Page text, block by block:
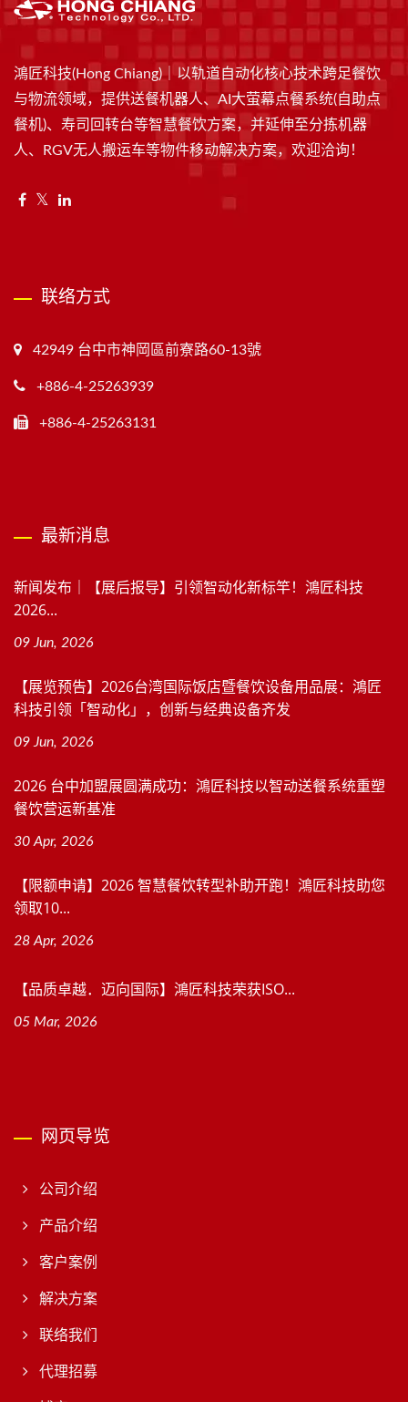
鴻匠科技(Hong Chiang)｜以轨道自动化核心技术跨足餐饮
与物流领域，提供送餐机器人、AI大萤幕点餐系统(自助点
餐机)、寿司回转台等智慧餐饮方案，并延伸至分拣机器
人、RGV无人搬运车等物件移动解决方案，欢迎洽询！
联络方式
42949 台中市神岡區前寮路60-13號
+886-4-25263939
+886-4-25263131
最新消息
新闻发布｜【展后报导】引领智动化新标竿！鴻匠科技
2026...
09 Jun, 2026
【展览预告】2026台湾国际饭店暨餐饮设备用品展：鴻匠
科技引领「智动化」，创新与经典设备齐发
09 Jun, 2026
2026 台中加盟展圆满成功：鴻匠科技以智动送餐系统重塑
餐饮营运新基准
30 Apr, 2026
【限额申请】2026 智慧餐饮转型补助开跑！鴻匠科技助您
领取10...
28 Apr, 2026
【品质卓越．迈向国际】鴻匠科技荣获ISO...
05 Mar, 2026
网页导览
公司介绍
产品介绍
客户案例
解决方案
联络我们
代理招募